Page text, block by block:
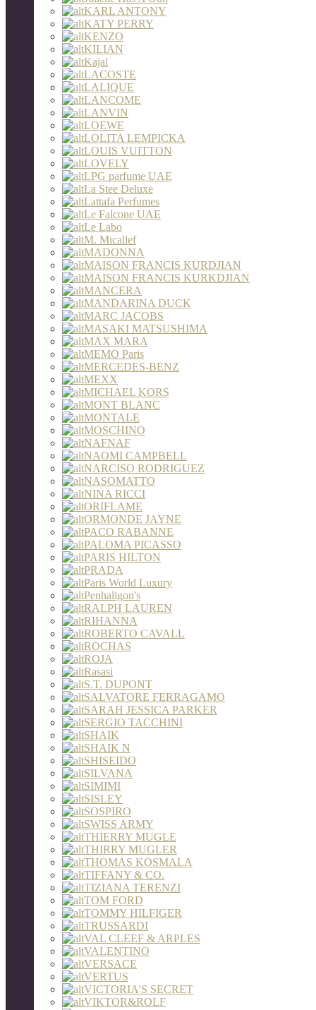
KARL ANTONY
KATY PERRY
KENZO
KILIAN
Kajal
LACOSTE
LALIQUE
LANCOME
LANVIN
LOEWE
LOLITA LEMPICKA
LOUIS VUITTON
LOVELY
LPG parfume UAE
La Stee Deluxe
Lattafa Perfumes
Le Falcone UAE
Le Labo
M. Micallef
MADONNA
MAISON FRANCIS KURDJIAN
MAISON FRANCIS KURKDJIAN
MANCERA
MANDARINA DUCK
MARC JACOBS
MASAKI MATSUSHIMA
MAX MARA
MEMO Paris
MERCEDES-BENZ
MEXX
MICHAEL KORS
MONT BLANC
MONTALE
MOSCHINO
NAFNAF
NAOMI CAMPBELL
NARCISO RODRIGUEZ
NASOMATTO
NINA RICCI
ORIFLAME
ORMONDE JAYNE
PACO RABANNE
PALOMA PICASSO
PARIS HILTON
PRADA
Paris World Luxury
Penhaligon's
RALPH LAUREN
RIHANNA
ROBERTO CAVALL
ROCHAS
ROJA
Rasasi
S.T. DUPONT
SALVATORE FERRAGAMO
SARAH JESSICA PARKER
SERGIO TACCHINI
SHAIK
SHAIK N
SHISEIDO
SILVANA
SIMIMI
SISLEY
SOSPIRO
SWISS ARMY
THIERRY MUGLE
THIRRY MUGLER
THOMAS KOSMALA
TIFFANY & CO.
TIZIANA TERENZI
TOM FORD
TOMMY HILFIGER
TRUSSARDI
VAL CLEEF & ARPLES
VALENTINO
VERSACE
VERTUS
VICTORIA'S SECRET
VIKTOR&ROLF